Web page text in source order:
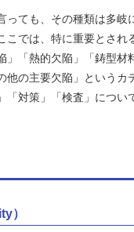
っても、その種類は多岐
こでは、特に重要とされ
」「熱的欠陥」「鋳型材
他の主要欠陥」というカ
「対策」「検査」につい
）